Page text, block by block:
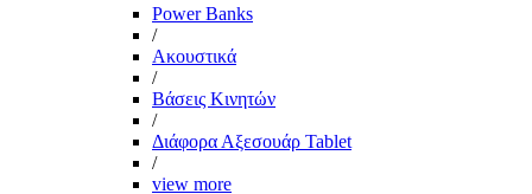
Power Banks
/
Ακουστικά
/
Βάσεις Κινητών
/
Διάφορα Αξεσουάρ Tablet
/
view more